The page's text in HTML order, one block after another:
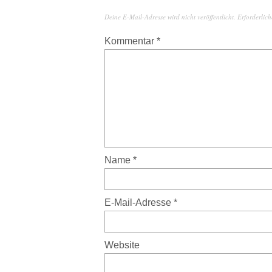
Deine E-Mail-Adresse wird nicht veröffentlicht.
Kommentar *
Name *
E-Mail-Adresse *
Website